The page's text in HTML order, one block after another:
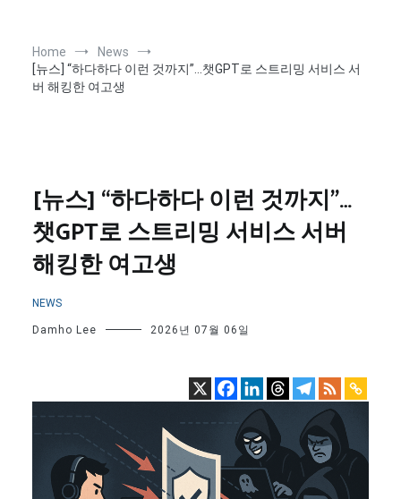
Home
News
[뉴스] “하다하다 이런 것까지”…챗GPT로 스트리밍 서비스 서
버 해킹한 여고생
[뉴스] “하다하다 이런 것까지”…
챗GPT로 스트리밍 서비스 서버
해킹한 여고생
NEWS
Damho Lee 2026년 07월 06일